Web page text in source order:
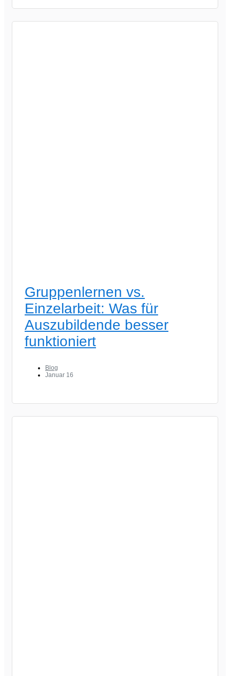
Gruppenlernen vs.
Einzelarbeit: Was für
Auszubildende besser
funktioniert
Blog
Januar 16